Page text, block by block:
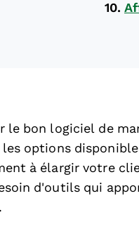
10.
le bon logiciel de
options
à élargir votre
d'outils qui